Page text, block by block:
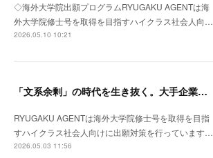
◇海外大学院出願プログラムRYUGAKU AGENTは海
外大学院修士号を取得を目指すハイクラス社会人向…
2026.05.10 10:21
「文系余剰」の時代を生き抜く。大手企業若手がMBAではなく「理系修士」を選ぶべき理由
RYUGAKU AGENTは海外大学院修士号を取得を目指
すハイクラス社会人向けに出願対策を行っています…
2026.05.03 11:56